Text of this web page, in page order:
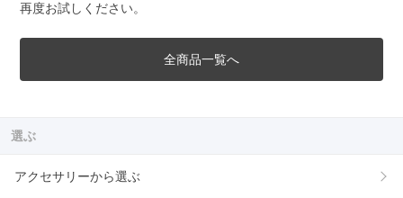
再度お試しください。
全商品一覧へ
選ぶ
アクセサリーから選ぶ